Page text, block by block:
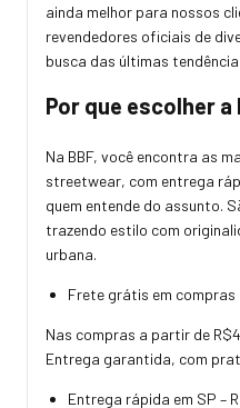
ainda melhor para nossos
revendedores oficiais de
busca das últimas
Por que escolher a
Na BBF, você encontra as
streetwear, com entrega
quem entende do assunto.
trazendo estilo com
urbana.
Frete grátis em compras
Nas compras a partir de
Entrega garantida, com
Entrega rápida em SP –